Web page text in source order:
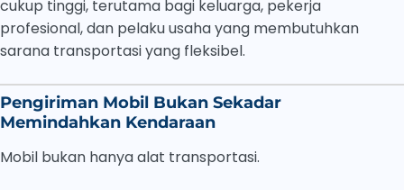
cukup tinggi, terutama bagi keluarga, pekerja
profesional, dan pelaku usaha yang membutuhkan
sarana transportasi yang fleksibel.
Pengiriman Mobil Bukan Sekadar
Memindahkan Kendaraan
Mobil bukan hanya alat transportasi.